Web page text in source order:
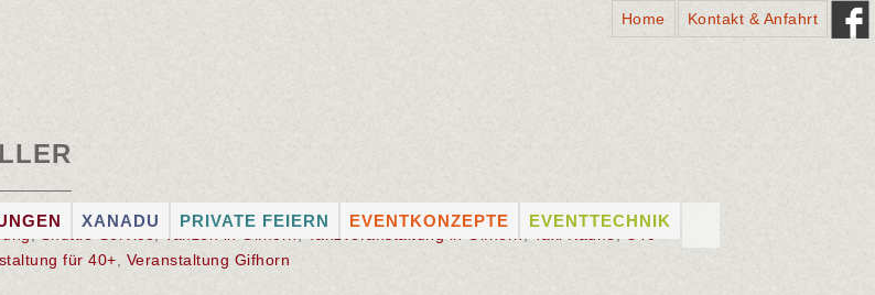
Home Kontakt & Anfahrt
XANADU
XANADU-MUSIK-
EXPRESS
PRIVATE FEIERN
FULL-SERVICE
EVENTKONZEPTE
EVENTTECHNIK
nach:
für 40+ Veranstaltung Gifhorn